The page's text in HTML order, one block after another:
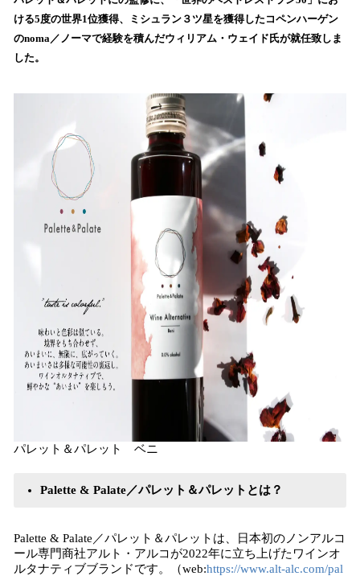
読
込
み
で
ける5度の世界1位獲得、ミシュラン３ツ星を獲得したコペンハーゲン
のnoma／ノーマで経験を積んだウィリアム・ウェイド氏が就任致しま
した。
パレット＆パレット ベニ
Palette & Palate／パレット＆パレットとは？
Palette & Palate／パレット＆パレットは、日本初のノンアルコ
ール専門商社アルト・アルコが2022年に立ち上げたワインオ
ルタナティブブランドです。（web:https://www.alt-alc.com/pal